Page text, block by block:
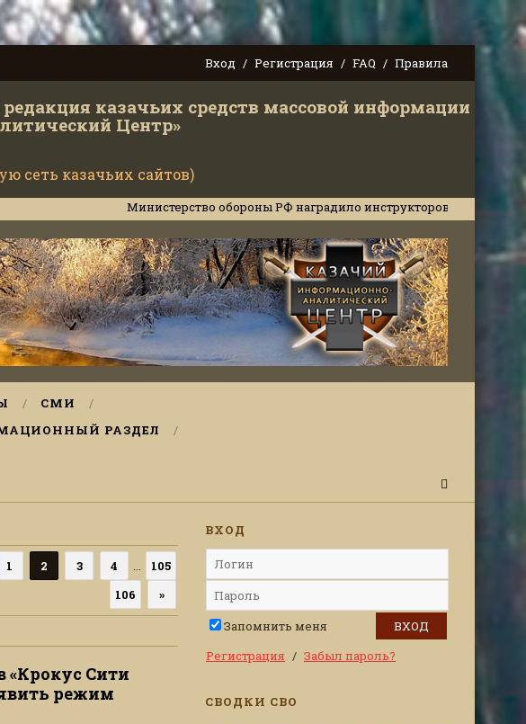
Вход Регистрация FAQ Правила
казачьих средств массовой информации
Центр»
сеть казачьих сайтов)
Министерство обороны РФ наградило инструкторов Кубанского
СМИ
РАЗДЕЛ
1 2 3 4 ...
105
106
»
«Крокус Сити
режим
ВХОД
Запомнить меня
Регистрация
Забыл пароль?
СВОДКИ СВО